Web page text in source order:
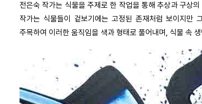
전은숙 작가는 식물을 주제로 한 작업을 통해 추상과 구상
작가는 식물들이 겉보기에는 고정된 존재처럼 보이지만
주목하여 이러한 움직임을 색과 형태로 풀어내며, 식물 속